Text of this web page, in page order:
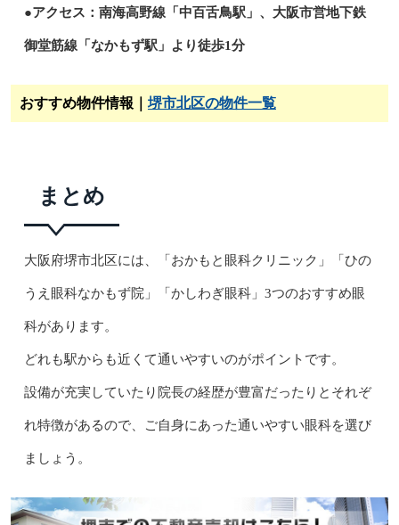
●アクセス：南海高野線「中百舌鳥駅」、大阪市営地下鉄
御堂筋線「なかもず駅」より徒歩1分
おすすめ物件情報｜ 堺市北区の物件一覧
まとめ
大阪府堺市北区には、「おかもと眼科クリニック」「ひの
うえ眼科なかもず院」「かしわぎ眼科」3つのおすすめ眼
科があります。
どれも駅からも近くて通いやすいのがポイントです。
設備が充実していたり院長の経歴が豊富だったりとそれぞ
れ特徴があるので、ご自身にあった通いやすい眼科を選び
ましょう。